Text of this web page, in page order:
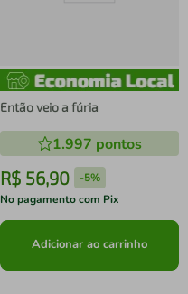
Então veio a fúria
1.997 pontos
R$ 56,90 -5%
No pagamento com Pix
Adicionar ao carrinho